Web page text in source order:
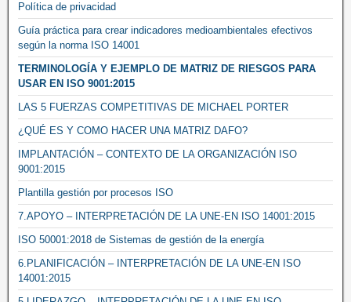
Política de privacidad
Guía práctica para crear indicadores medioambientales efectivos
según la norma ISO 14001
TERMINOLOGÍA Y EJEMPLO DE MATRIZ DE RIESGOS PARA
USAR EN ISO 9001:2015
LAS 5 FUERZAS COMPETITIVAS DE MICHAEL PORTER
¿QUÉ ES Y COMO HACER UNA MATRIZ DAFO?
IMPLANTACIÓN – CONTEXTO DE LA ORGANIZACIÓN ISO
9001:2015
Plantilla gestión por procesos ISO
7.APOYO – INTERPRETACIÓN DE LA UNE-EN ISO 14001:2015
ISO 50001:2018 de Sistemas de gestión de la energía
6.PLANIFICACIÓN – INTERPRETACIÓN DE LA UNE-EN ISO
14001:2015